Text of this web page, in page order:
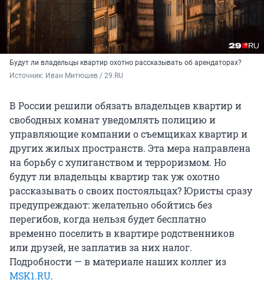
Будут ли владельцы квартир охотно рассказывать об арендаторах?
Источник: Иван Митюшев / 29.RU
В России решили обязать владельцев квартир и
свободных комнат уведомлять полицию и
управляющие компании о съемщиках квартир и
других жилых пространств. Эта мера направлена
на борьбу с хулиганством и терроризмом. Но
будут ли владельцы квартир так уж охотно
рассказывать о своих постояльцах? Юристы сразу
предупреждают: желательно обойтись без
перегибов, когда нельзя будет бесплатно
временно поселить в квартире родственников
или друзей, не заплатив за них налог.
Подробности — в материале наших коллег из
MSK1.RU.